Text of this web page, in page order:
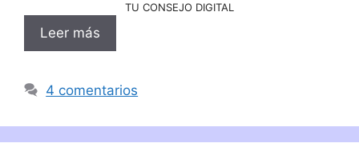
TU CONSEJO DIGITAL
Leer más
4 comentarios